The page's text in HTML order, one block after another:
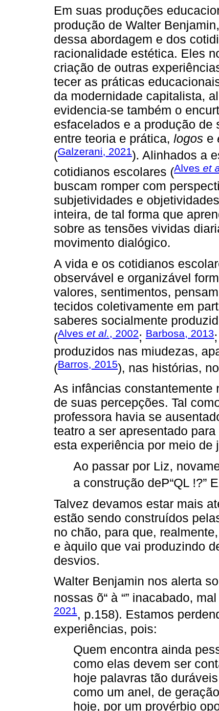
Em suas produções
produção de Walter
dessa abordagem e dos
racionalidade estética. Eles
criação de outras
tecer as práticas
da modernidade capitalista,
evidencia-se também o
esfacelados e a produção
entre teoria e prática, logos e
(Galzerani, 2021). Alinhados a
cotidianos escolares (Alves et
buscam romper com
subjetividades e
inteira, de tal forma que
sobre as tensões vividas
movimento dialógico.
A vida e os cotidianos
observável e organizável
valores, sentimentos,
tecidos coletivamente em
saberes socialmente
(Alves et al. , 2002; Barbosa, 2013
produzidos nas miudezas,
(Barros, 2015), nas histórias,
As infâncias constantemente
de suas percepções. Tal
professora havia se
teatro a ser apresentado
esta experiência por meio de
Ao passar por Liz,
a construção deP“QL !?”
Talvez devamos estar mais
estão sendo construídos
no chão, para que,
e àquilo que vai produzindo
desvios.
Walter Benjamin nos alerta
nossas õ“ à “” inacabado,
2021, p.158). Estamos
experiências, pois:
Quem encontra ainda
como elas devem ser
hoje palavras tão
como um anel, de
hoje, por um provérbio